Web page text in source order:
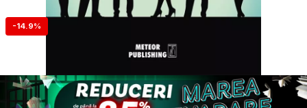
-14.9%